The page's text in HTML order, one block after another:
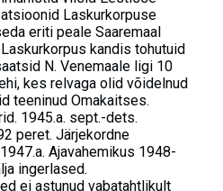
Laskurkorpuse
eriti peale Saaremaal
kandis tohutuid
N. Venemaale ligi 10
kes relvaga olid võidelnud
teeninud Omakaitses.
1945.a. sept.-dets.
peret. Järjekordne
Ajavahemikus 1948-
ingerlased.
ei astunud vabatahtlikult